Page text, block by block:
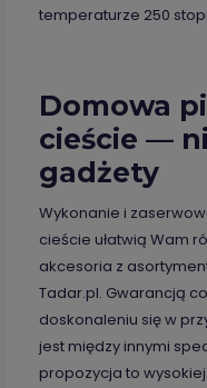
temperaturze 250
Domowa
cieście —
gadżety
Wykonanie i
cieście ułatwią Wam
akcesoria z
Tadar.pl. Gwarancją
doskonaleniu się w
jest między innymi
propozycja to